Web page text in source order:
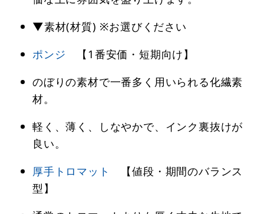
▼素材(材質) ※お選びください
ポンジ 【1番安価・短期向け】
のぼりの素材で一番多く用いられる化繊素
材。
軽く、薄く、しなやかで、インク裏抜けが
良い。
厚手トロマット
【値段・期間のバランス
型】